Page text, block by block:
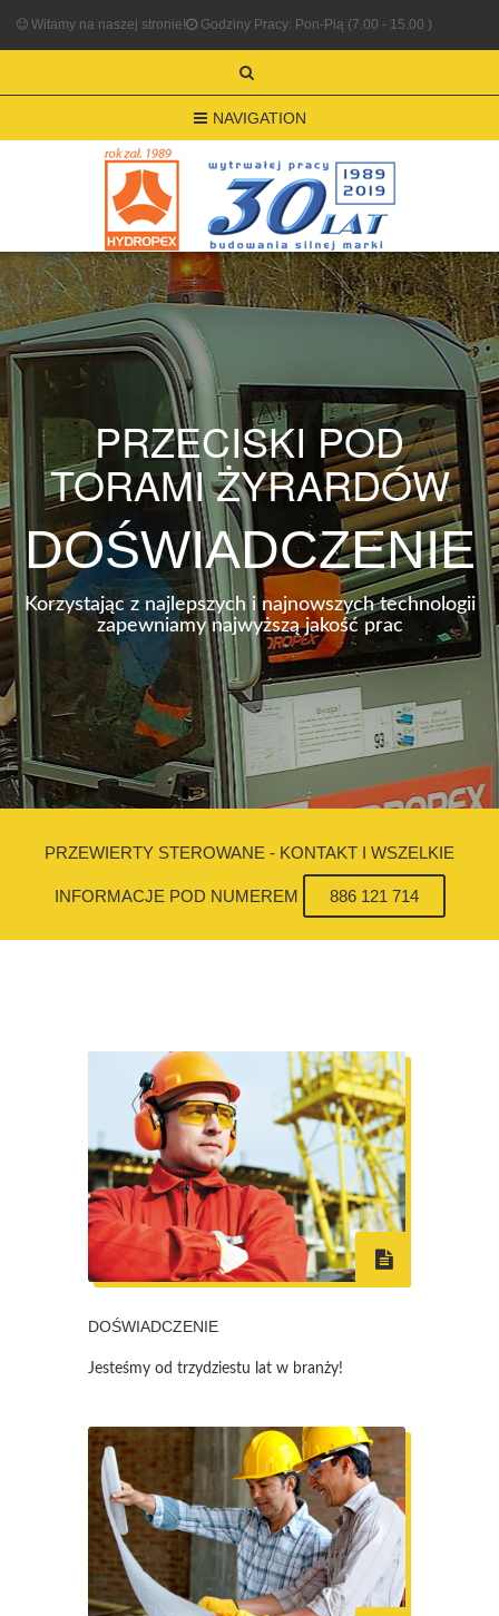
Witamy na naszej stronie! Godziny Pracy: Pon-Pią (7.00 - 15.00 )
NAVIGATION
PRZECISKI POD
TORAMI ŻYRARDÓW
DOŚWIADCZENIE
Korzystając z najlepszych i najnowszych technologii
zapewniamy najwyższą jakość prac
PRZEWIERTY STEROWANE - KONTAKT I WSZELKIE
INFORMACJE POD NUMEREM 886 121 714
DOŚWIADCZENIE
Jesteśmy od trzydziestu lat w branży!